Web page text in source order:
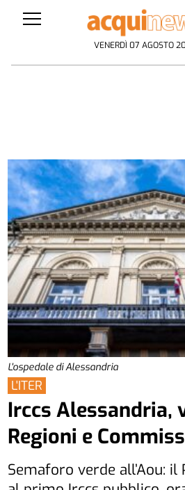
VENERDÌ 07 AGOSTO
L'ospedale di Alessandria
L'ITER
Irccs Alessandria,
Regioni e
Semaforo verde all’Aou: